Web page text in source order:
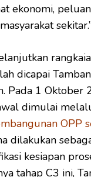
ekonomi,
dicapai
Pada 1 Oktober
dimulai
OPP
dilakukan
kesiapan
tahap C3 ini,